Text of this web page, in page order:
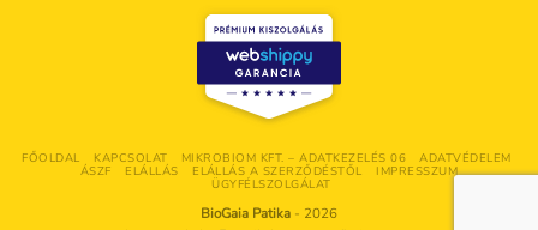
FŐOLDAL KAPCSOLAT MIKROBIOM KFT. – ADATKEZELÉS 06
ADATVÉDELEM
ÁSZF
ELÁLLÁS ELÁLLÁS A SZERZŐDÉSTŐL
IMPRESSZUM
ÜGYFÉLSZOLGÁLAT
BioGaia Patika - 2026